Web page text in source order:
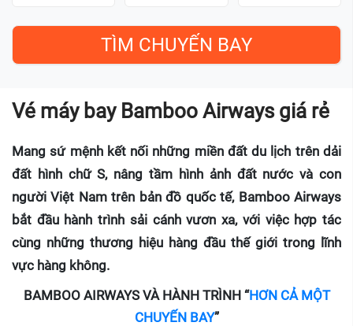
Vé máy bay Bamboo Airways giá rẻ
Mang sứ mệnh kết nối những miền đất du lịch trên dải
đất hình chữ S, nâng tầm hình ảnh đất nước và con
người Việt Nam trên bản đồ quốc tế, Bamboo Airways
bắt đầu hành trình sải cánh vươn xa, với việc hợp tác
cùng những thương hiệu hàng đầu thế giới trong lĩnh
vực hàng không.
BAMBOO AIRWAYS VÀ HÀNH TRÌNH “HƠN CẢ MỘT
CHUYẾN BAY”